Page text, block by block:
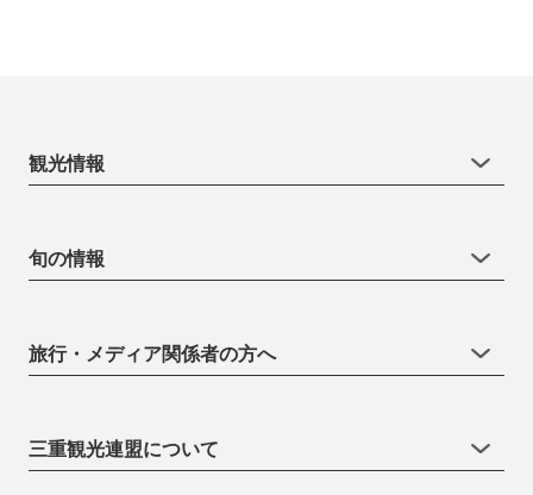
観光情報
旬の情報
旅行・メディア関係者の方へ
三重観光連盟について